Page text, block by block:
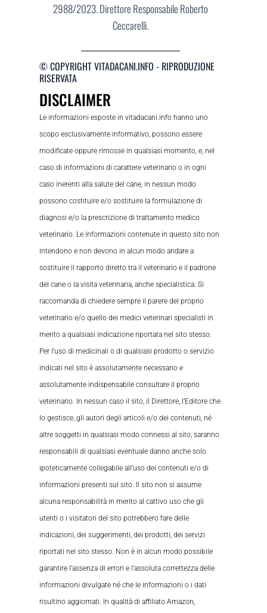
2988/2023. Direttore Responsabile Roberto
Ceccarelli.
© COPYRIGHT VITADACANI.INFO - RIPRODUZIONE
RISERVATA
DISCLAIMER
Le informazioni esposte in vitadacani.info hanno uno
scopo esclusivamente informativo, possono essere
modificate oppure rimosse in qualsiasi momento, e, nel
caso di informazioni di carattere veterinario o in ogni
caso inerenti alla salute del cane, in nessun modo
possono costituire e/o sostituire la formulazione di
diagnosi e/o la prescrizione di trattamento medico
veterinario. Le informazioni contenute in questo sito non
intendono e non devono in alcun modo andare a
sostituire il rapporto diretto tra il veterinario e il padrone
del cane o la visita veterinaria, anche specialistica. Si
raccomanda di chiedere sempre il parere del proprio
veterinario e/o quello dei medici veterinari specialisti in
merito a qualsiasi indicazione riportata nel sito stesso.
Per l’uso di medicinali o di qualsiasi prodotto o servizio
indicati nel sito è assolutamente necessario e
assolutamente indispensabile consultare il proprio
veterinario. In nessun caso il sito, il Direttore, l’Editore che
lo gestisce, gli autori degli articoli e/o dei contenuti, né
altre soggetti in qualsiasi modo connessi al sito, saranno
responsabili di qualsiasi eventuale danno anche solo
ipoteticamente collegabile all’uso dei contenuti e/o di
informazioni presenti sul sito. Il sito non si assume
alcuna responsabilità in merito al cattivo uso che gli
utenti o i visitatori del sito potrebbero fare delle
indicazioni, dei suggerimenti, dei prodotti, dei servizi
riportati nel sito stesso. Non è in alcun modo possibile
garantire l’assenza di errori e l’assoluta correttezza delle
informazioni divulgate né che le informazioni o i dati
risultino aggiornati. In qualità di affiliato Amazon,